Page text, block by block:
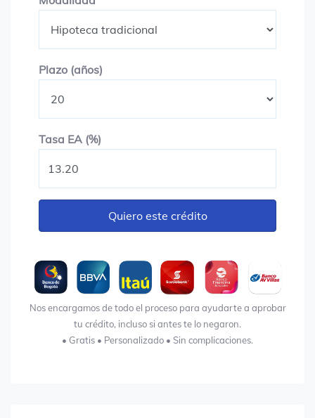
Plazo (años)
Tasa EA (%)
Quiero este crédito
Nos encargamos de todo el proceso para ayudarte a aprobar
tu crédito, incluso si antes te lo negaron.
• Gratis • Personalizado • Sin complicaciones.